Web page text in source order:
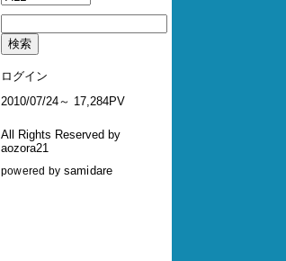
ログイン
2010/07/24～ 17,284PV
All Rights Reserved by
aozora21
powered by samidare